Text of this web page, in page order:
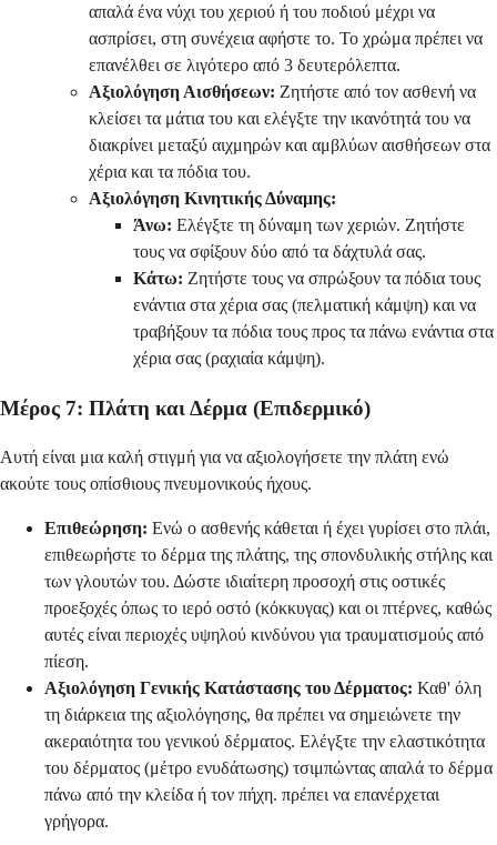
απαλά ένα νύχι του χεριού ή του ποδιού μέχρι να
ασπρίσει, στη συνέχεια αφήστε το. Το χρώμα πρέπει να
επανέλθει σε λιγότερο από 3 δευτερόλεπτα.
Αξιολόγηση Αισθήσεων: Ζητήστε από τον ασθενή να
κλείσει τα μάτια του και ελέγξτε την ικανότητά του να
διακρίνει μεταξύ αιχμηρών και αμβλύων αισθήσεων στα
χέρια και τα πόδια του.
Αξιολόγηση Κινητικής Δύναμης:
Άνω: Ελέγξτε τη δύναμη των χεριών. Ζητήστε
τους να σφίξουν δύο από τα δάχτυλά σας.
Κάτω: Ζητήστε τους να σπρώξουν τα πόδια τους
ενάντια στα χέρια σας (πελματική κάμψη) και να
τραβήξουν τα πόδια τους προς τα πάνω ενάντια στα
χέρια σας (ραχιαία κάμψη).
Μέρος 7: Πλάτη και Δέρμα (Επιδερμικό)
Αυτή είναι μια καλή στιγμή για να αξιολογήσετε την πλάτη ενώ
ακούτε τους οπίσθιους πνευμονικούς ήχους.
Επιθεώρηση: Ενώ ο ασθενής κάθεται ή έχει γυρίσει στο πλάι,
επιθεωρήστε το δέρμα της πλάτης, της σπονδυλικής στήλης και
των γλουτών του. Δώστε ιδιαίτερη προσοχή στις οστικές
προεξοχές όπως το ιερό οστό (κόκκυγας) και οι πτέρνες, καθώς
αυτές είναι περιοχές υψηλού κινδύνου για τραυματισμούς από
πίεση.
Αξιολόγηση Γενικής Κατάστασης του Δέρματος: Καθ' όλη
τη διάρκεια της αξιολόγησης, θα πρέπει να σημειώνετε την
ακεραιότητα του γενικού δέρματος. Ελέγξτε την ελαστικότητα
του δέρματος (μέτρο ενυδάτωσης) τσιμπώντας απαλά το δέρμα
πάνω από την κλείδα ή τον πήχη. πρέπει να επανέρχεται
γρήγορα.